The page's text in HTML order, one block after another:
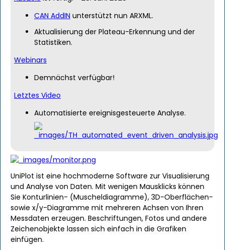
CAN AddIN unterstützt nun ARXML.
Aktualisierung der Plateau-Erkennung und der
Statistiken.
Webinars
Demnächst verfügbar!
Letztes Video
Automatisierte ereignisgesteuerte Analyse.
UniPlot ist eine hochmoderne Software zur Visualisierung
und Analyse von Daten. Mit wenigen Mausklicks können
Sie Konturlinien- (Muscheldiagramme), 3D-Oberflächen-
sowie x/y-Diagramme mit mehreren Achsen von Ihren
Messdaten erzeugen. Beschriftungen, Fotos und andere
Zeichenobjekte lassen sich einfach in die Grafiken
einfügen.